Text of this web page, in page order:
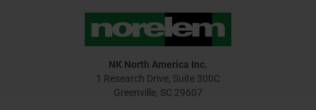
NK North America Inc.
1 Research Drive, Suite 300C
Greenville, SC 29607